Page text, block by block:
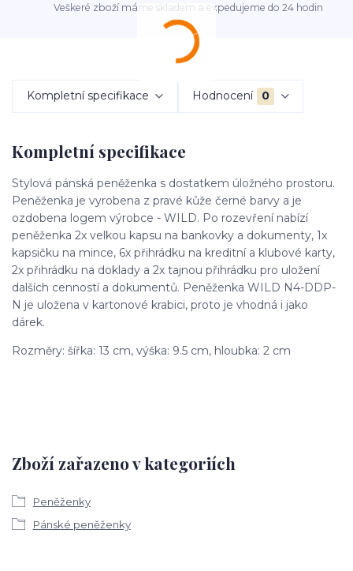
Veškeré zboží máme skladem a expedujeme do 24 hodin
Kompletní specifikace Hodnocení 0
Kompletní specifikace
Stylová pánská peněženka s dostatkem úložného prostoru.
Peněženka je vyrobena z pravé kůže černé barvy a je
ozdobena logem výrobce - WILD. Po rozevření nabízí
peněženka 2x velkou kapsu na bankovky a dokumenty, 1x
kapsičku na mince, 6x přihrádku na kreditní a klubové karty,
2x přihrádku na doklady a 2x tajnou přihrádku pro uložení
dalších cenností a dokumentů. Peněženka WILD N4-DDP-
N je uložena v kartonové krabici, proto je vhodná i jako
dárek.
Rozměry: šířka: 13 cm, výška: 9.5 cm, hloubka: 2 cm
Zboží zařazeno v kategoriích
Peněženky
Pánské peněženky